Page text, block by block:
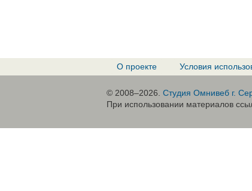
О проекте Условия
© 2008–2026. Студия Омнивеб г.
При использовании материалов